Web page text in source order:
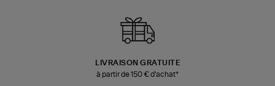
LIVRAISON GRATUITE
à partir de 150 € d'achat*